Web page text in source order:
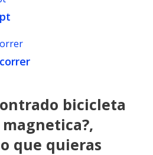
bicicleta
que quieras